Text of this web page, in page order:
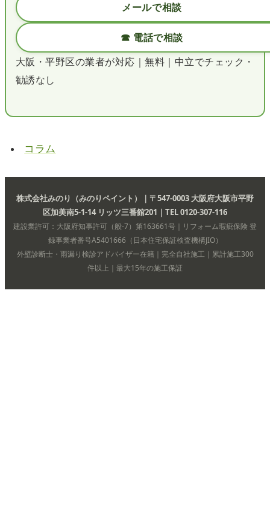
メールで相談
☎ 電話で相談
大阪・平野区の業者が対応｜無料｜中立でチェック・
勧誘なし
コラム
株式会社みのり（みのりペイント）｜〒547-0003 大阪府大阪市平野
区加美南5-1-14 リッツ三番館201｜TEL 0120-307-116
建設業許可：大阪府知事許可（般-7）第163661号｜リフォーム瑕疵保険 登
録事業者番号A5401666（日本住宅保証検査機構JIO）
外壁診断士・雨漏り検診アドバイザー在籍｜完全自社施工｜累計施工300
件以上｜最大15年の施工保証